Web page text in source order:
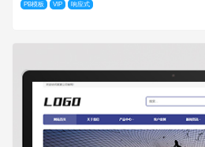
PB模板 VIP 响应式